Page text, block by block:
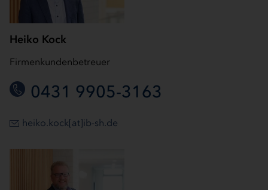
Heiko Kock
Firmenkundenbetreuer
0431 9905-3163
heiko.kock[at]ib-sh.de